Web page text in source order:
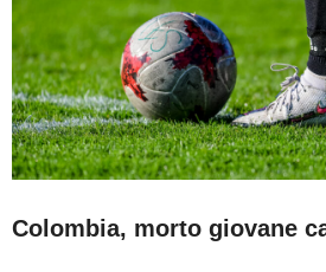
Colombia, morto giovane